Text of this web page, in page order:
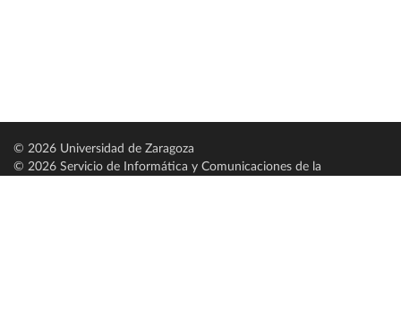
© 2026 Universidad de Zaragoza
© 2026 Servicio de Informática y Comunicaciones de la